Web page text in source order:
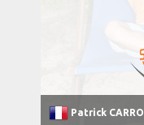
Patrick CARRO